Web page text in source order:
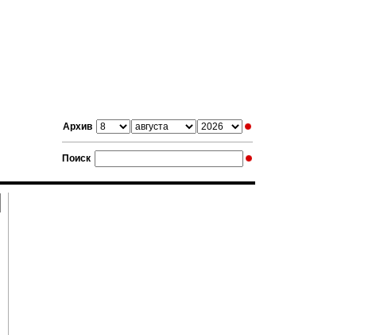
Архив
Поиск